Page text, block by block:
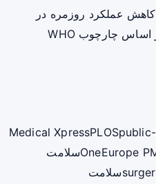
عملکرد روزمره در
سالمندان برزیل و اروپا بر اساس چارچوب WHO
Medical XpressPLOS
OneEurope
سلامت
سلامت